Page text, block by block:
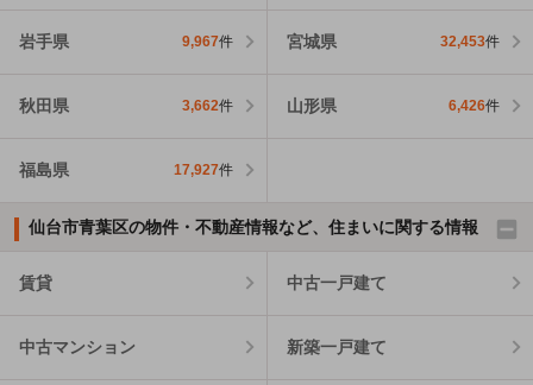
岩手県 9,967件 宮城県 32,453件
秋田県 3,662件 山形県 6,426件
福島県 17,927件
仙台市青葉区の物件・不動産情報など、住まいに関する情報
賃貸 中古一戸建て
中古マンション 新築一戸建て